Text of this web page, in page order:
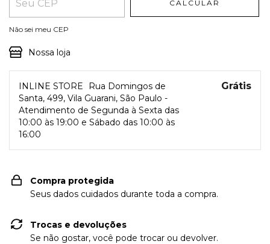
CALCULAR
Não sei meu CEP
Nossa loja
INLINE STORE
Rua Domingos de
Santa, 499, Vila Guarani, São Paulo -
Atendimento de Segunda à Sexta das
10:00 às 19:00 e Sábado das 10:00 às
16:00
Grátis
Compra protegida
Seus dados cuidados durante toda a compra.
Trocas e devoluções
Se não gostar, você pode trocar ou devolver.